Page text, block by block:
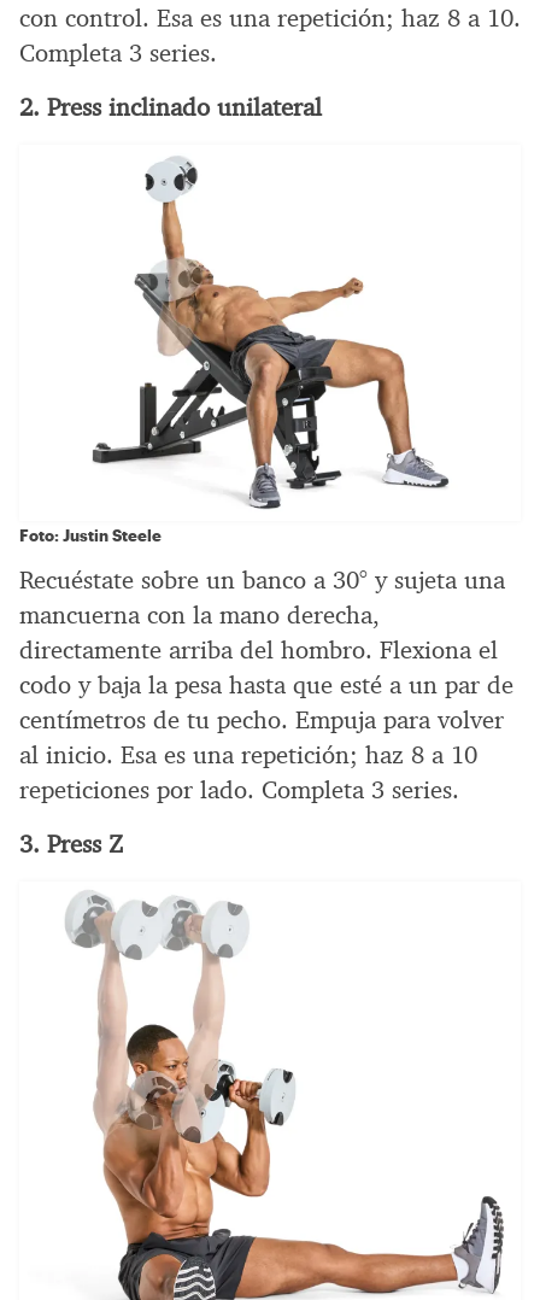
con control. Esa es una repetición; haz 8 a 10.
Completa 3 series.
2. Press inclinado unilateral
Foto: Justin Steele
Recuéstate sobre un banco a 30° y sujeta una
mancuerna con la mano derecha,
directamente arriba del hombro. Flexiona el
codo y baja la pesa hasta que esté a un par de
centímetros de tu pecho. Empuja para volver
al inicio. Esa es una repetición; haz 8 a 10
repeticiones por lado. Completa 3 series.
3. Press Z